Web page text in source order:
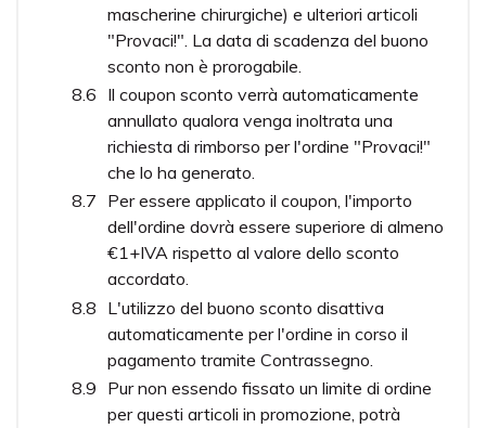
mascherine chirurgiche) e ulteriori articoli
"Provaci!". La data di scadenza del buono
sconto non è prorogabile.
Il coupon sconto verrà automaticamente
annullato qualora venga inoltrata una
richiesta di rimborso per l'ordine "Provaci!"
che lo ha generato.
Per essere applicato il coupon, l'importo
dell'ordine dovrà essere superiore di almeno
€1+IVA rispetto al valore dello sconto
accordato.
L'utilizzo del buono sconto disattiva
automaticamente per l'ordine in corso il
pagamento tramite Contrassegno.
Pur non essendo fissato un limite di ordine
per questi articoli in promozione, potrà